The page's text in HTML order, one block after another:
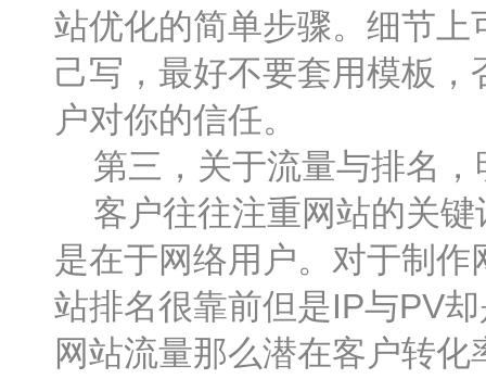
站优化的简单步骤。细节
己写，最好不要套用模板，
户对你的信任。
第三，关于流量与排名，
客户往往注重网站的关键
是在于网络用户。对于制
站排名很靠前但是IP与PV
网站流量那么潜在客户转